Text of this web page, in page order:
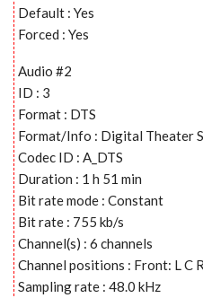
Default : Yes
Forced : Yes
Audio #2
ID : 3
Format : DTS
Format/Info : Digital Theater
Codec ID : A_DTS
Duration : 1 h 51 min
Bit rate mode : Constant
Bit rate : 755 kb/s
Channel(s) : 6 channels
Channel positions : Front: L C
Sampling rate : 48.0 kHz